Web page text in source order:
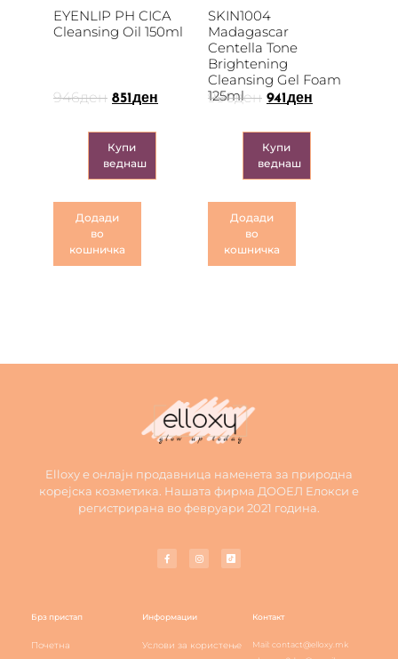
EYENLIP PH CICA
Cleansing Oil 150ml
946ден 851 ден
Купи
веднаш
Додади
во
кошничка
SKIN1004
Madagascar
Centella Tone
Brightening
Cleansing Gel Foam
125ml
990ден 941 ден
Купи
веднаш
Додади
во
кошничка
Elloxy е онлајн продавница наменета за природна
корејска козметика. Нашата фирма ДООЕЛ Елокси е
регистрирана во февруари 2021 година.
Брз пристап
Почетна
Информации
Услови за користење
Контакт
Mail: contact@elloxy.mk